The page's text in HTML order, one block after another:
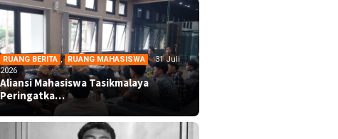
RUANG BERITA , RUANG MAHASISWA
31 Juli
2026
Aliansi Mahasiswa Tasikmalaya
Peringatka…